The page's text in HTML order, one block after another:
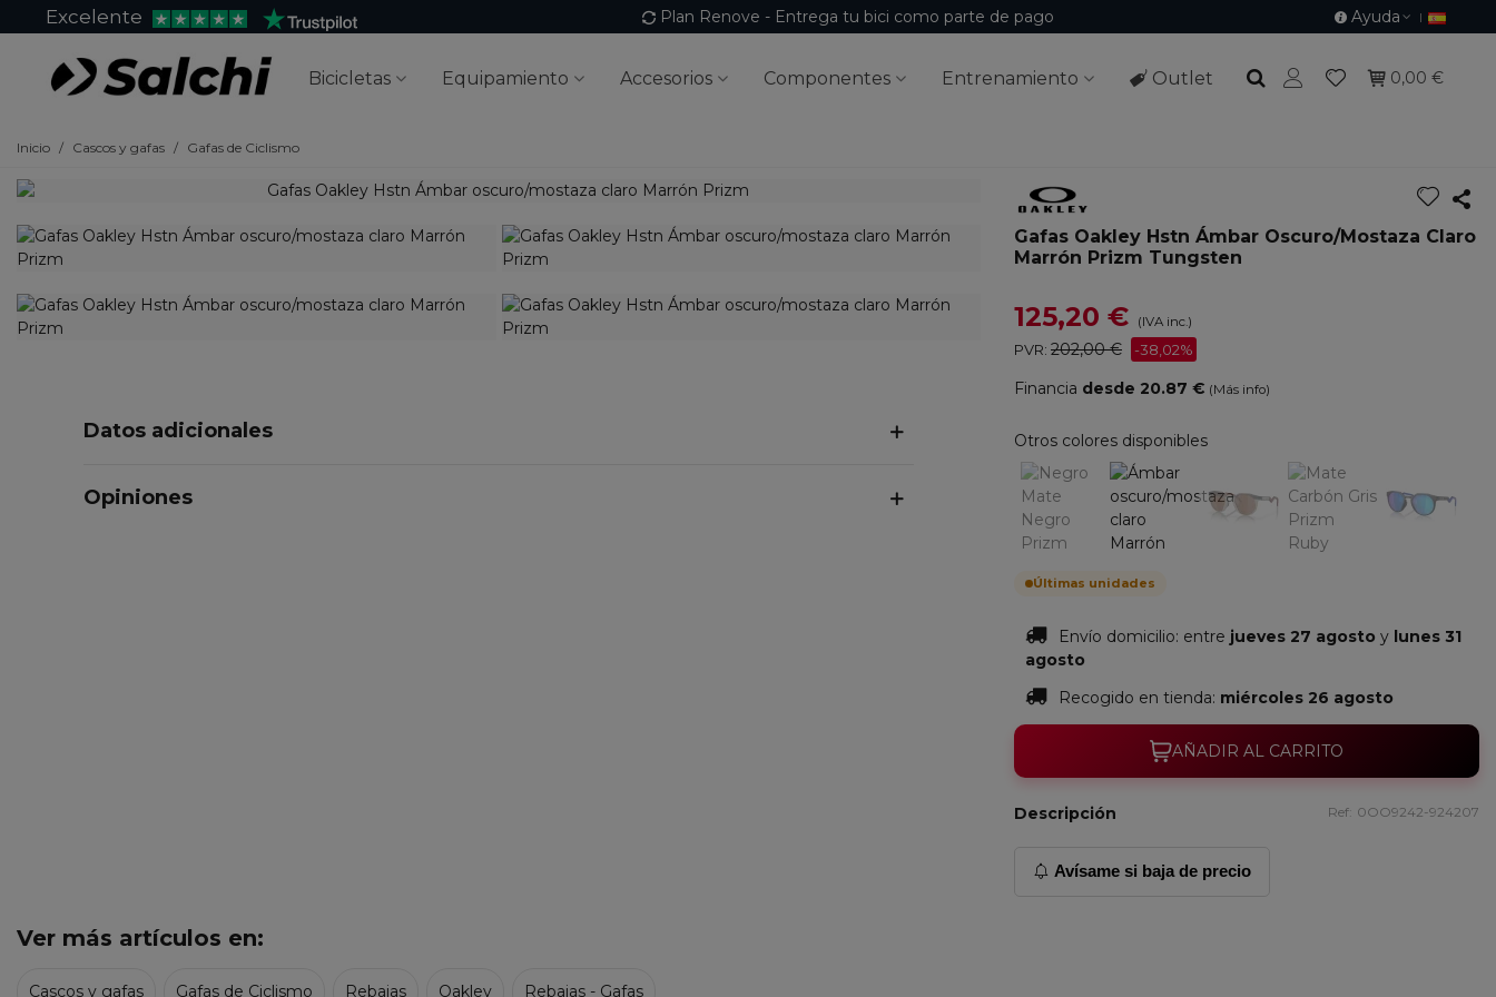
Excelente Plan Renove - Entrega tu bici como parte de pago Ayuda
Bicicletas Equipamiento Accesorios Componentes Entrenamiento Outlet 0,00 €
Inicio / Cascos y gafas / Gafas de Ciclismo
Datos adicionales
Opiniones
Gafas Oakley Hstn Ámbar Oscuro/mostaza Claro
Marrón Prizm Tungsten
125,20 € (IVA inc.)
PVR: 202,00 € -38,02%
Financia desde 20.87 € (Más info)
Otros colores disponibles
Últimas unidades
Envío domicilio: entre jueves 27 agosto y lunes 31
agosto
Recogido en tienda: miércoles 26 agosto
AÑADIR AL CARRITO
Descripción Ref: 0OO9242-924207
Avísame si baja de precio
Ver más artículos en:
Cascos y gafas Gafas de Ciclismo Rebajas Oakley Rebajas - Gafas